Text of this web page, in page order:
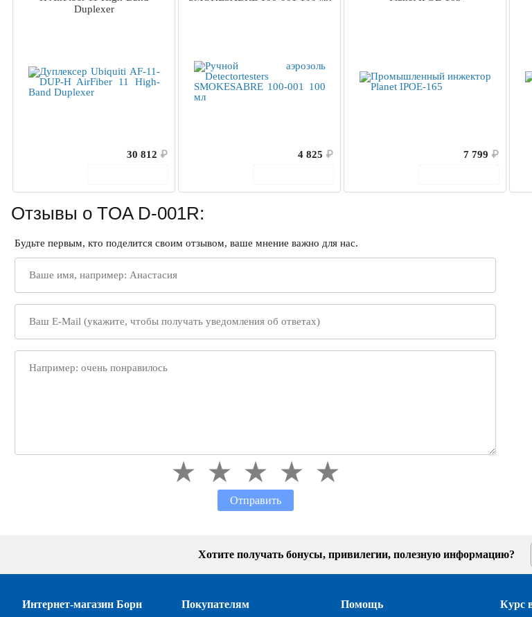
Duplexer
30 812 ₽
4 825 ₽
7 799 ₽
Отзывы о TOA D-001R:
Будьте первым, кто поделится своим отзывом, ваше мнение важно для нас.
Отправить
Хотите получать бонусы, привилегии, полезную информацию?
Интернет-магазин Борн Покупателям Помощь Курс